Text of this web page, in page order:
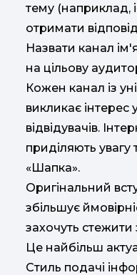
тему (наприклад,
отримати
Назвати канал
на цільову
Кожен канал із
викликає інтерес
відвідувачів.
приділяють
«Шапка».
Оригінальний
збільшує
захочуть
Це найбільш
Стиль подачі